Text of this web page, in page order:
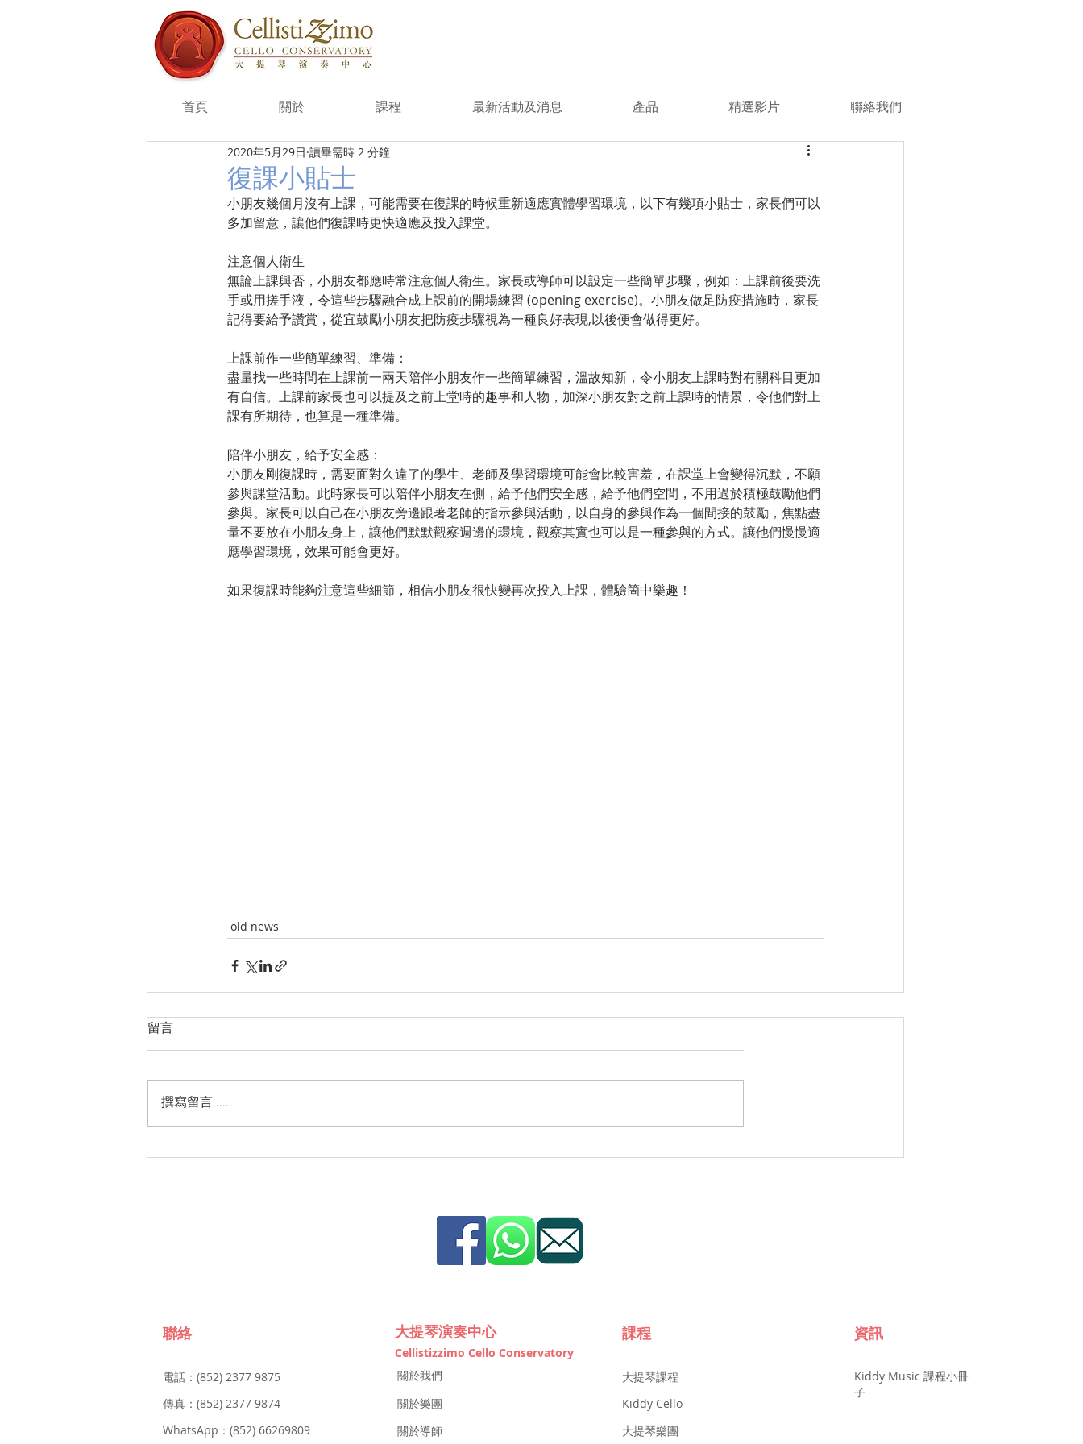
首頁 關於 課程 最新活動及消息 產品 精選影片 聯絡我們
復課小貼士
2020年5月29日 讀畢需時 2 分鐘
小朋友幾個月沒有上課，可能需要在復課的時候重新適應實體學習環境，以下有幾項小貼士，家長們可以
多加留意，讓他們復課時更快適應及投入課堂。
注意個人衛生
無論上課與否，小朋友都應時常注意個人衛生。家長或導師可以設定一些簡單步驟，例如：上課前後要洗
手或用搓手液，令這些步驟融合成上課前的開場練習 (opening exercise)。小朋友做足防疫措施時，家長
記得要給予讚賞，從宜鼓勵小朋友把防疫步驟視為一種良好表現,以後便會做得更好。
上課前作一些簡單練習、準備：
盡量找一些時間在上課前一兩天陪伴小朋友作一些簡單練習，溫故知新，令小朋友上課時對有關科目更加
有自信。上課前家長也可以提及之前上堂時的趣事和人物，加深小朋友對之前上課時的情景，令他們對上
課有所期待，也算是一種準備。
陪伴小朋友，給予安全感：
小朋友剛復課時，需要面對久違了的學生、老師及學習環境可能會比較害羞，在課堂上會變得沉默，不願
參與課堂活動。此時家長可以陪伴小朋友在側，給予他們安全感，給予他們空間，不用過於積極鼓勵他們
參與。家長可以自己在小朋友旁邊跟著老師的指示參與活動，以自身的參與作為一個間接的鼓勵，焦點盡
量不要放在小朋友身上，讓他們默默觀察週邊的環境，觀察其實也可以是一種參與的方式。讓他們慢慢適
應學習環境，效果可能會更好。
如果復課時能夠注意這些細節，相信小朋友很快變再次投入上課， 體驗箇中樂趣！
old news
留言
撰寫留言......
聯絡
電話：(852) 2377 9875
傳真：(852) 2377 9874
WhatsApp：(852) 66269809
大提琴演奏中心
Cellistizzimo Cello Conservatory
關於我們
關於樂團
關於導師
課程
大提琴課程
Kiddy Cello
大提琴樂團
資訊
Kiddy Music 課程小冊
子